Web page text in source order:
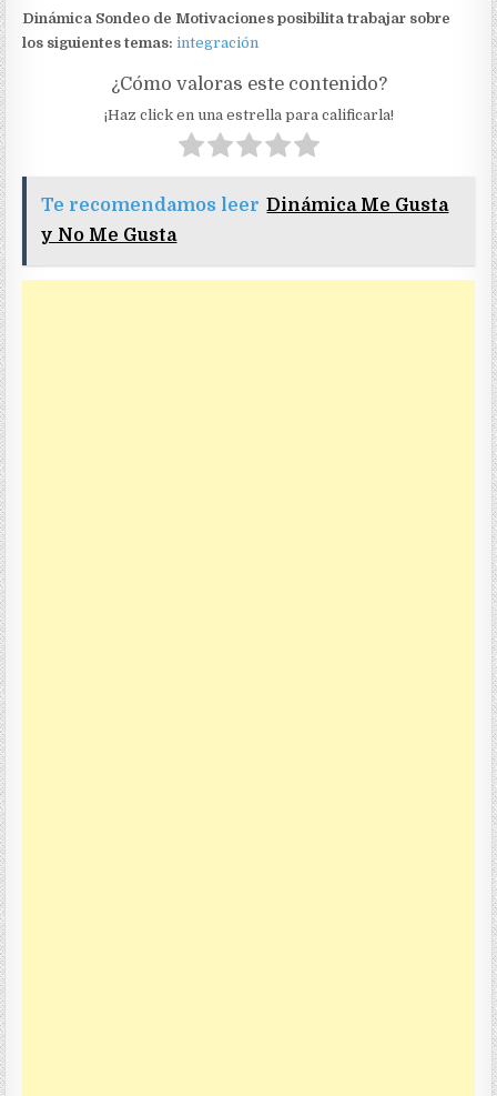
Dinámica Sondeo de Motivaciones posibilita trabajar sobre
los siguientes temas:integración
¿Cómo valoras este contenido?
¡Haz click en una estrella para calificarla!
Te recomendamos leer Dinámica Me Gusta
y No Me Gusta